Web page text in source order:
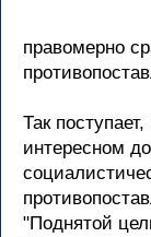
правомерно
Так
интересном
"Поднятой